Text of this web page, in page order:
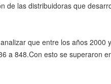
de las distribuidoras que
que entre los años 2000
a 848.Con esto se superaron